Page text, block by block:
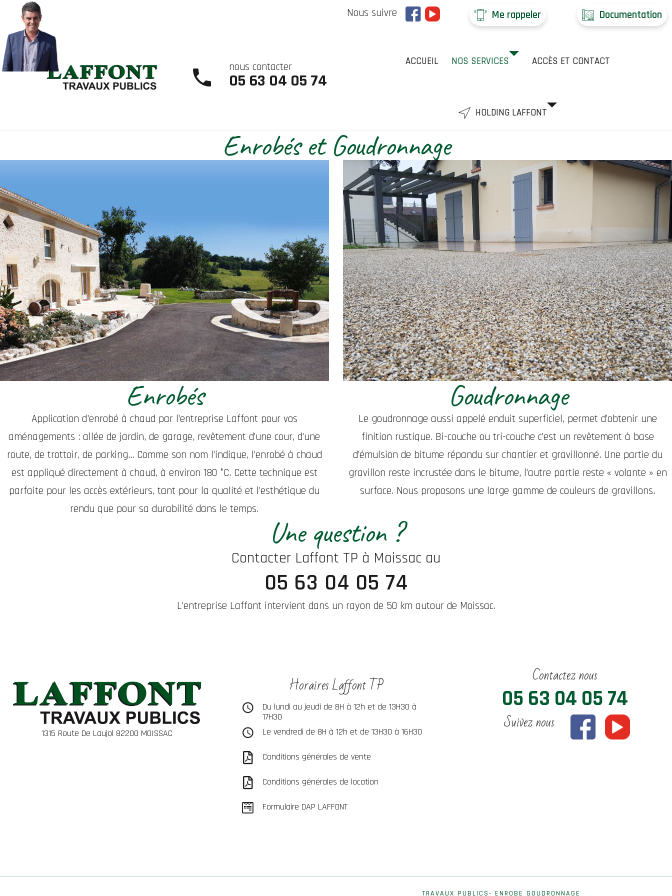
Nous suivre Me rappeler Documentation
nous contacter
05 63 04 05 74
ACCUEIL NOS SERVICES ACCÈS ET CONTACT
HOLDING LAFFONT
Enrobés et Goudronnage
Enrobés
Application d'enrobé à chaud par l’entreprise Laffont pour vos
aménagements : allée de jardin, de garage, revêtement d’une cour, d’une
route, de trottoir, de parking... Comme son nom l’indique, l’enrobé à chaud
est appliqué directement à chaud, à environ 180 °C. Cette technique est
parfaite pour les accès extérieurs, tant pour la qualité et l’esthétique du
rendu que pour sa durabilité dans le temps.
Goudronnage
Le goudronnage aussi appelé enduit superficiel, permet d’obtenir une
finition rustique. Bi-couche ou tri-couche c’est un revêtement à base
d’émulsion de bitume répandu sur chantier et gravillonné. Une partie du
gravillon reste incrustée dans le bitume, l’autre partie reste « volante » en
surface. Nous proposons une large gamme de couleurs de gravillons.
Une question ?
Contacter Laffont TP à Moissac au
05 63 04 05 74
L’entreprise Laffont intervient dans un rayon de 50 km autour de Moissac.
1315 Route De Laujol 82200 MOISSAC
Horaires Laffont TP
Du lundi au jeudi de 8H à 12h et de 13H30 à
17H30
Le vendredi de 8H à 12h et de 13H30 à 16H30
Conditions générales de vente
Conditions générales de location
Formulaire DAP LAFFONT
Contactez nous
05 63 04 05 74
Suivez nous
TRAVAUX PUBLICS- ENROBE GOUDRONNAGE